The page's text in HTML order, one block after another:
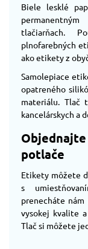
Biele lesklé
tlačiarňach.
plnofarebných
ako etikety z
Samolepiace
opatreného
materiálu. Tlač
kancelárskych a
potlače
Etikety môžete
s
prenecháte
vysokej kvalite
Tlač si môžete